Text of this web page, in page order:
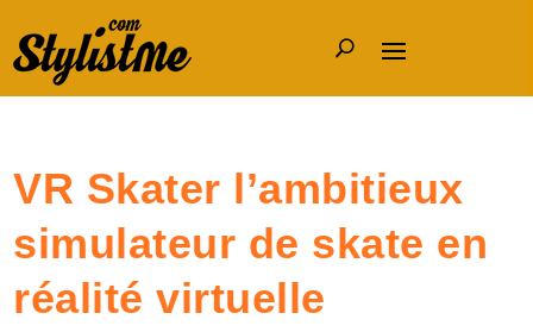
VR Skater l’ambitieux
simulateur de skate en
réalité virtuelle